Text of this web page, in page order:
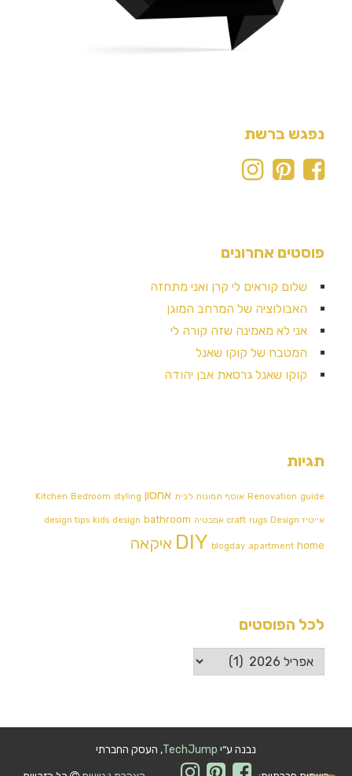
נפגש ברשת
פוסטים אחרונים
שלום קוראים לי קרן ואני מתחזה
האבולוציה של המרחב המוגן
אני לא מאמינה שזה קורה לי
המטבח של קוקו שאנל
קוקו שאנל גרסאת אבן יהודה
תגיות
Renovation guide אוסף תמונות לבית אחסון Kitchen Bedroom styling
אייטיז craft rugs Design אמבטיה design tips kids design bathroom
DIY blogday apartment home איקאה
לכל הפוסטים
לכל
הפוסטים
נבנה ע״י TechJump, העסק החברתי